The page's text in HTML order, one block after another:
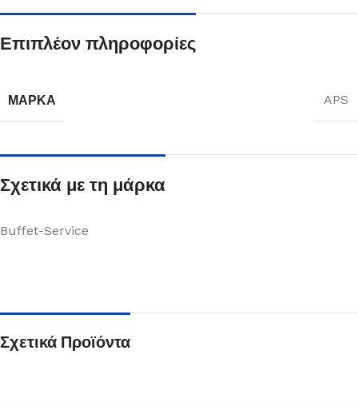
Επιπλέον πληροφορίες
ΜΆΡΚΑ APS
Σχετικά με τη μάρκα
Buffet-Service
Σχετικά Προϊόντα